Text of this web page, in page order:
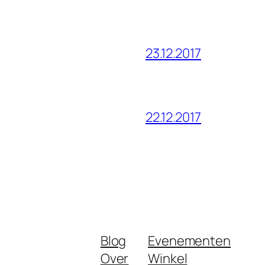
23.12.2017
22.12.2017
Blog
Over
Evenementen
Winkel